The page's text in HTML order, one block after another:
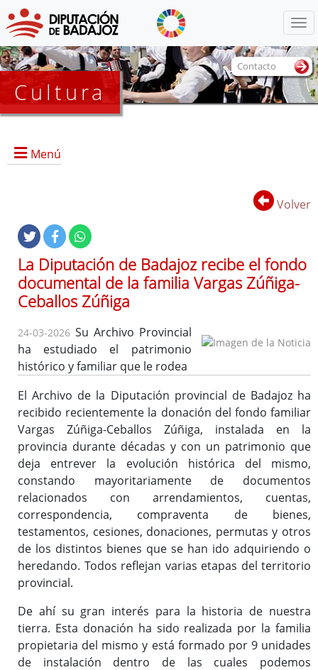
Cultura
Menú
Portada
Dirección, contacto, horario, funciones, local e instalaciones,
y servicios.
Reglamento y Procedimientos
Recursos
Enlaces de interés
Asistencia Técnica a Archivos Municipales
Documento del Mes
Exposiciones
Formación y colaboración con la Facultad de Ciencias de la
Documentación y la Comunicación de la Uex
Visitas en grupo
Otras Actividades
Archivo de la Diputación Provincial de Badajoz (ISDIAH)
Guía del Archivo de la Diputación Provincial de Badajoz
(ISAD-G)
Fondos documentales
Volver
La Diputación de Badajoz recibe el fondo
documental de la familia Vargas Zúñiga-
Ceballos Zúñiga
24-03-2026 Su Archivo Provincial
ha estudiado el patrimonio
histórico y familiar que le rodea
El Archivo de la Diputación provincial de Badajoz ha
recibido recientemente la donación del fondo familiar
Vargas Zúñiga-Ceballos Zúñiga, instalada en la
provincia durante décadas y con un patrimonio que
deja entrever la evolución histórica del mismo,
constando mayoritariamente de documentos
relacionados con arrendamientos, cuentas,
correspondencia, compraventa de bienes,
testamentos, cesiones, donaciones, permutas y otros
de los distintos bienes que se han ido adquiriendo o
heredando. Todos reflejan varias etapas del territorio
provincial.
De ahí su gran interés para la historia de nuestra
tierra. Esta donación ha sido realizada por la familia
propietaria del mismo y está formado por 9 unidades
de instalación dentro de las cuales podemos
Contacto